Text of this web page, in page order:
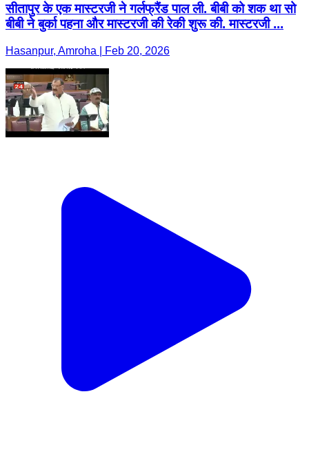
सीतापुर के एक मास्टरजी ने गर्लफ्रैंड पाल ली. बीबी को शक था सो
बीबी ने बुर्का पहना और मास्टरजी की रेकी शुरू की. मास्टरजी ...
Hasanpur, Amroha | Feb 20, 2026